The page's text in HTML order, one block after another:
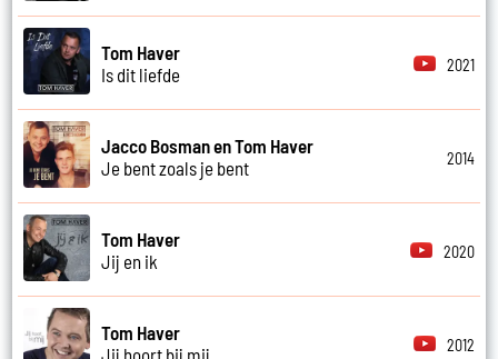
Tom Haver
Is dit liefde
2021
Jacco Bosman en Tom Haver
Je bent zoals je bent
2014
Tom Haver
Jij en ik
2020
Tom Haver
Jij hoort bij mij
2012